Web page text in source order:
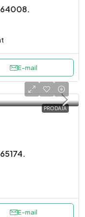
E-mail
PRODAJA
E-mail